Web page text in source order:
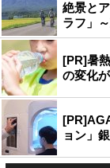
絶景と
ラフ」
[PR]暑
の変化
ョン」